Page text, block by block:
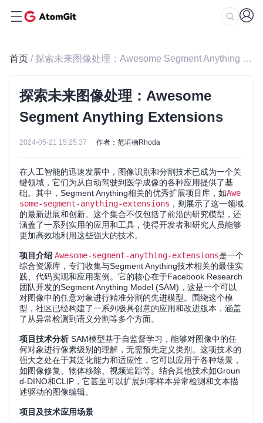
首页 / 探索未来图像处理：Awesome Segment Anything Extensions
探索未来图像处理：Awesome
Segment Anything Extensions
2024-05-21 15:25:37 作者：范垣楠Rhoda
在人工智能的迅速发展中，图像识别和分割技术已成为一个关
键领域，它们为从自动驾驶到医学成像的各种应用提供了基
础。其中，Segment Anything相关的优秀扩展项目库，如Awe
some-segment-anything-extensions ，则展示了这一领域
的最新进展和创新。这个集合不仅包括了前沿的研究模型，还
涵盖了一系列实用的应用和工具，使得开发者和研究人员能够
更加高效地利用这些强大的技术。
项目介绍 Awesome-segment-anything-extensions是一个
综合资源库，专门收集与Segment Anything技术相关的最佳实
践、代码实现和应用案例。它的核心在于Facebook Research
团队开发的Segment Anything Model (SAM)，这是一个可以
对图像中的任意对象进行精准分割的先进模型。围绕这个模
型，社区已经构建了一系列极具创意的应用和改进版本，涵盖
了从异常检测到语义分割等多个方面。
项目技术分析SAM模型基于自监督学习，能够对图像中的任
何对象进行像素级别的理解，无需预先定义类别。这项技术的
强大之处在于其泛化能力和适应性，它可以应用于各种场景，
如图像修复、物体移除、视频追踪等。结合其他技术如Groun
d-DINO和CLIP，它甚至可以扩展到零样本异常检测和文本描
述驱动的图像编辑。
项目及技术应用场景